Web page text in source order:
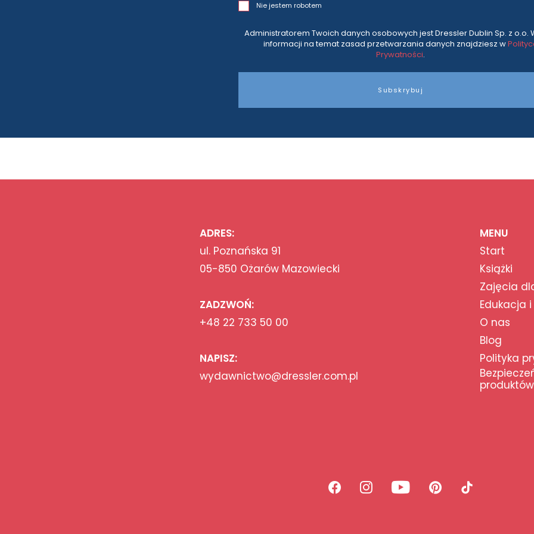
Nie jestem robotem
Administratorem Twoich danych osobowych jest Dressler Dublin Sp. z o.o.
informacji na temat zasad przetwarzania danych znajdziesz w
Prywatności.
Subskrybuj
ADRES:
ul. Poznańska 91
05-850 Ożarów Mazowiecki
ZADZWOŃ:
+48 22 733 50 00
NAPISZ:
wydawnictwo@dressler.com.pl
MENU
Start
Książki
Zajęcia
Edukacja
O nas
Blog
Polityka
produktów